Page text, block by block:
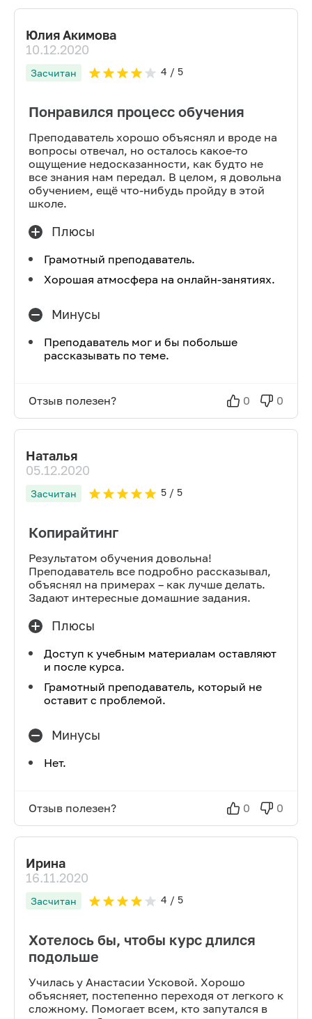
Юлия Акимова
10.12.2020
Засчитан 4 / 5
Понравился процесс обучения
Преподаватель хорошо объяснял и вроде на
вопросы отвечал, но осталось какое-то
ощущение недосказанности, как будто не
все знания нам передал. В целом, я довольна
обучением, ещё что-нибудь пройду в этой
школе.
Плюсы
Грамотный преподаватель.
Хорошая атмосфера на онлайн-занятиях.
Минусы
Преподаватель мог и бы побольше
рассказывать по теме.
Отзыв полезен? 0 0
Наталья
05.12.2020
Засчитан 5/ 5
Копирайтинг
Результатом обучения довольна!
Преподаватель все подробно рассказывал,
объяснял на примерах – как лучше делать.
Задают интересные домашние задания.
Плюсы
Доступ к учебным материалам оставляют
и после курса.
Грамотный преподаватель, который не
оставит с проблемой.
Минусы
Нет.
Отзыв полезен? 0 0
Ирина
16.11.2020
Засчитан 4 / 5
Хотелось бы, чтобы курс длился
подольше
Училась у Анастасии Усковой. Хорошо
объясняет, постепенно переходя от легкого к
сложному. Помогает всем, кто запутался в